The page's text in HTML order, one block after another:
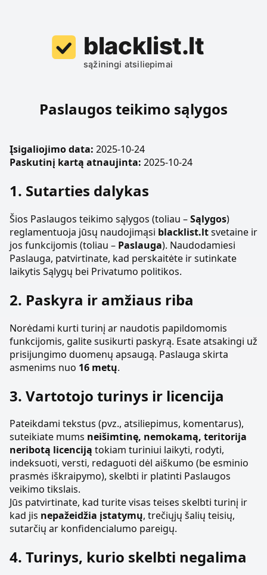
Paslaugos teikimo sąlygos
Įsigaliojimo data: 2025-10-24
Paskutinį kartą atnaujinta: 2025-10-24
1. Sutarties dalykas
Šios Paslaugos teikimo sąlygos (toliau –Sąlygos)
reglamentuoja jūsų naudojimąsi blacklist.ltsvetaine ir
jos funkcijomis (toliau – Paslauga). Naudodamiesi
Paslauga, patvirtinate, kad perskaitėte ir sutinkate
laikytis Sąlygų bei Privatumo politikos.
2. Paskyra ir amžiaus riba
Norėdami kurti turinį ar naudotis papildomomis
funkcijomis, galite susikurti paskyrą. Esate atsakingi už
prisijungimo duomenų apsaugą. Paslauga skirta
asmenims nuo 16 metų.
3. Vartotojo turinys ir licencija
Pateikdami tekstus (pvz., atsiliepimus, komentarus),
suteikiate mums neišimtinę, nemokamą, teritorija
neribotą licenciją tokiam turiniui laikyti, rodyti,
indeksuoti, versti, redaguoti dėl aiškumo (be esminio
prasmės iškraipymo), skelbti ir platinti Paslaugos
veikimo tikslais.
Jūs patvirtinate, kad turite visas teises skelbti turinį ir
kad jis nepažeidžia įstatymų, trečiųjų šalių teisių,
sutarčių ar konfidencialumo pareigų.
4. Turinys, kurio skelbti negalima